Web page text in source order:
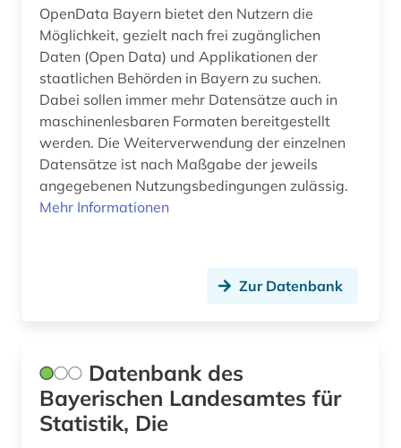
OpenData Bayern bietet den Nutzern die
Möglichkeit, gezielt nach frei zugänglichen
Daten (Open Data) und Applikationen der
staatlichen Behörden in Bayern zu suchen.
Dabei sollen immer mehr Datensätze auch in
maschinenlesbaren Formaten bereitgestellt
werden. Die Weiterverwendung der einzelnen
Datensätze ist nach Maßgabe der jeweils
angegebenen Nutzungsbedingungen zulässig.
Mehr Informationen
Zur Datenbank
Datenbank des
Bayerischen Landesamtes für
Statistik, Die